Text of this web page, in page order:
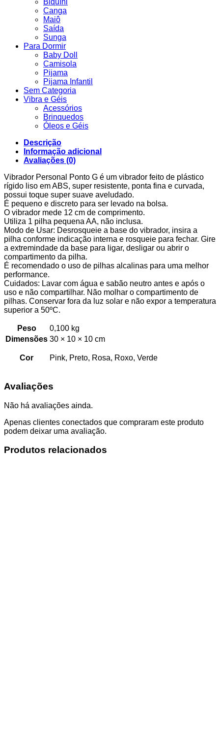
Biquíni
Canga
Maiô
Saída
Sunga
Para Dormir
Baby Doll
Camisola
Pijama
Pijama Infantil
Sem Categoria
Vibra e Géis
Acessórios
Brinquedos
Óleos e Géis
Descrição
Informação adicional
Avaliações (0)
Vibrador Personal Ponto G é um vibrador feito de plástico
rígido liso em ABS, super resistente, ponta fina e curvada,
possui toque super suave aveludado.
É pequeno e discreto para ser levado na bolsa.
O vibrador mede 12 cm de comprimento.
Utiliza 1 pilha pequena AA, não inclusa.
Modo de Usar: Desrosqueie a base do vibrador, insira a
pilha conforme indicação interna e rosqueie para fechar. Gire
a extremindade da base para ligar, desligar ou abrir o
compartimento da pilha.
É recomendado o uso de pilhas alcalinas para uma melhor
performance.
Cuidados: Lavar com água e sabão neutro antes e após o
uso e não compartilhar. Não molhar o compartimento de
pilhas. Conservar fora da luz solar e não expor a temperatura
superior a 50ºC.
Peso
0,100 kg
Dimensões 30 × 10 × 10 cm
Cor Pink, Preto, Rosa, Roxo, Verde
Avaliações
Não há avaliações ainda.
Apenas clientes conectados que compraram este produto
podem deixar uma avaliação.
Produtos relacionados